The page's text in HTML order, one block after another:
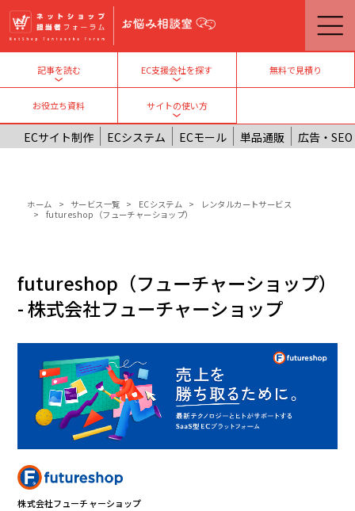
メインコンテンツに移動
記事を読む
Toggle submenu
EC支援会社を探す
Toggle submenu
無料で見積り
お役立ち資料
サイトの使い方
Toggle submenu
ECサイト制作 ECシステム ECモール 単品通販 広告・SEO
パンくず
ホーム サービス一覧 ECシステム
レンタルカートサービス
futureshop（フューチャーショップ）
futureshop（フューチャーショップ）
- 株式会社フューチャーショップ
株式会社フューチャーショップ